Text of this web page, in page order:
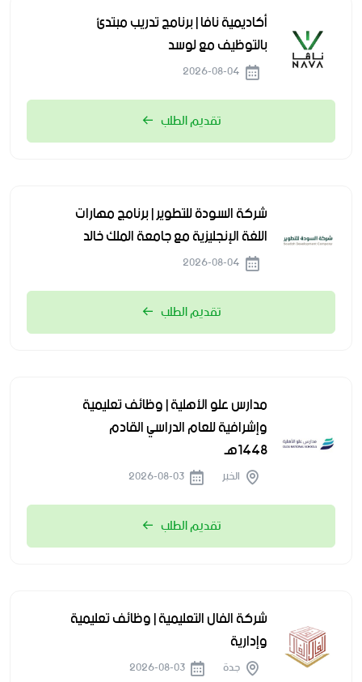
أكاديمية نافا | برنامج تدريب مبتدئ
بالتوظيف مع لوسد
تقديم الطلب
شركة السودة للتطوير | برنامج مهارات
اللغة الإنجليزية مع جامعة الملك خالد
تقديم الطلب
مدارس علو الأهلية | وظائف تعليمية
وإشرافية للعام الدراسي القادم
1448هـ
الخبر
تقديم الطلب
شركة الفال التعليمية | وظائف تعليمية
وإدارية
جدة